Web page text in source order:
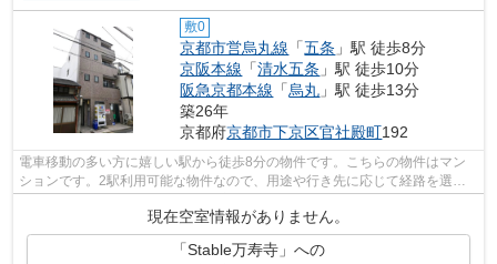
敷0
京都市営烏丸線 「五条 」駅 徒歩8分
京阪本線 「清水五条 」駅 徒歩10分
阪急京都本線 「烏丸 」駅 徒歩13分
築26年
京都府京都市下京区官社殿町192
電車移動の多い方に嬉しい駅から徒歩8分の物件です。こちらの物件はマン
ションです。2駅利用可能な物件なので、用途や行き先に応じて経路を選択
できます。できるだけ早めに不動産情報...
現在空室情報がありません。
「Stable万寿寺」への